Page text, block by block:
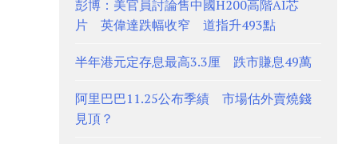
彭博：美官員討論售中國H200高階AI芯
片 英偉達跌幅收窄 道指升493點
半年港元定存息最高3.3厘 跌市賺息49萬
阿里巴巴11.25公布季績 市場估外賣燒錢
見頂？